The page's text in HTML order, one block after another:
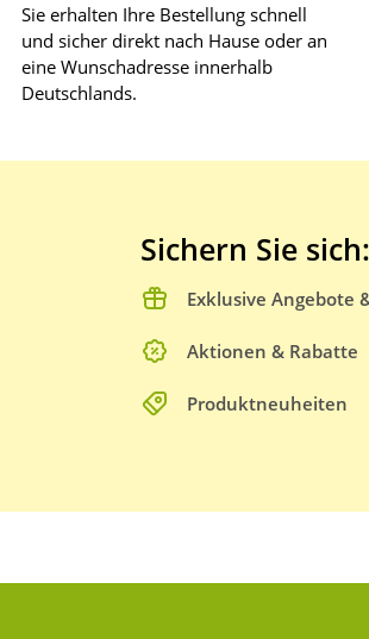
Sie erhalten Ihre Bestellung schnell
und sicher direkt nach Hause oder an
eine Wunschadresse innerhalb
Deutschlands.
Sichern Sie sich:
Exklusive Angebote
Aktionen & Rabatte
Produktneuheiten